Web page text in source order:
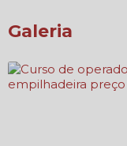
Galeria